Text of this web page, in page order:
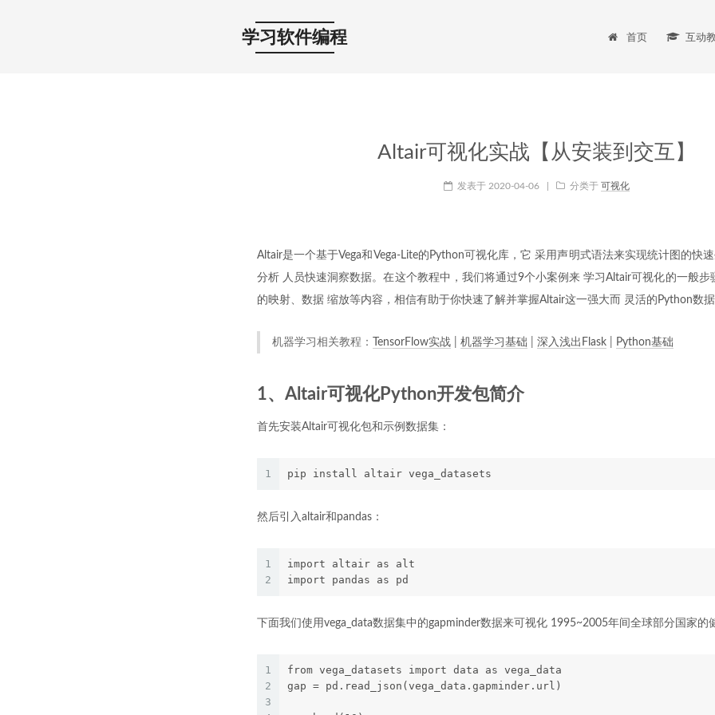
学习软件编程 首页 互动
Altair可视化实战【从安装到交互】
发表于 2020-04-06 分类于 可视化
Altair是一个基于Vega和Vega-Lite的Python可视化库，它 采用声明式语法来实现统计图的快
分析 人员快速洞察数据。在这个教程中，我们将通过9个小案例来 学习Altair可视化的一般步
的映射、数据 缩放等内容，相信有助于你快速了解并掌握Altair这一强大而 灵活的Python数据
机器学习相关教程： TensorFlow实战 机器学习基础 深入浅出Flask Python基础
1、Altair可视化Python开发包简介
首先安装Altair可视化包和示例数据集：
1 pip install altair vega_datasets
然后引入altair和pandas：
1
2
import altair as alt
import pandas as pd
下面我们使用vega_data数据集中的gapminder数据来可视化 1995~2005年间全球部分国家的
1
2
3
from vega_datasets import data as vega_data
gap = pd.read_json(vega_data.gapminder.url)